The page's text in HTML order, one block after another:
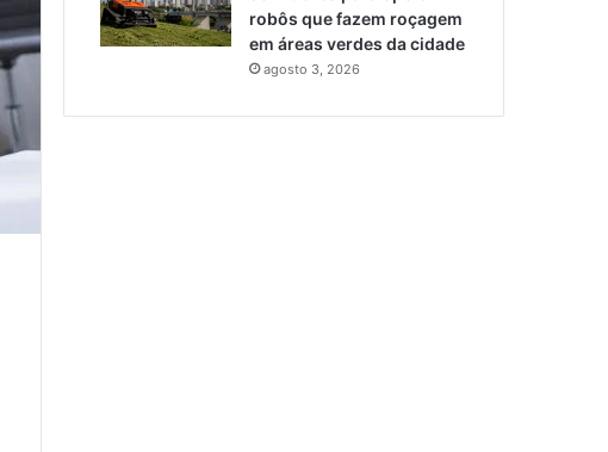
robôs que fazem roçagem
em áreas verdes da cidade
agosto 3, 2026